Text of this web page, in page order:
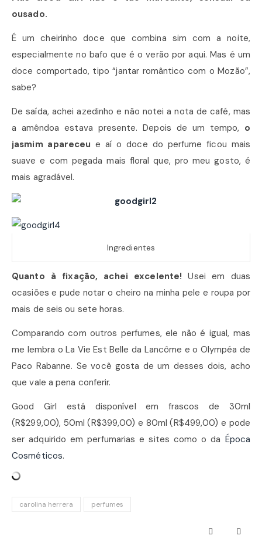
ousado.
É um cheirinho doce que combina sim com a noite,
especialmente no bafo que é o verão por aqui. Mas é um
doce comportado, tipo “jantar romântico com o Mozão”,
sabe?
De saída, achei azedinho e não notei a nota de café, mas
a amêndoa estava presente. Depois de um tempo, o
jasmim apareceu e aí o doce do perfume ficou mais
suave e com pegada mais floral que, pro meu gosto, é
mais agradável.
Ingredientes
Quanto à fixação, achei excelente! Usei em duas
ocasiões e pude notar o cheiro na minha pele e roupa por
mais de seis ou sete horas.
Comparando com outros perfumes, ele não é igual, mas
me lembra o La Vie Est Belle da Lancôme e o Olympéa de
Paco Rabanne. Se você gosta de um desses dois, acho
que vale a pena conferir.
Good Girl está disponível em frascos de 30ml
(R$299,00), 50ml (R$399,00) e 80ml (R$499,00) e pode
ser adquirido em perfumarias e sites como o da Época
Cosméticos.
carolina herrera perfumes